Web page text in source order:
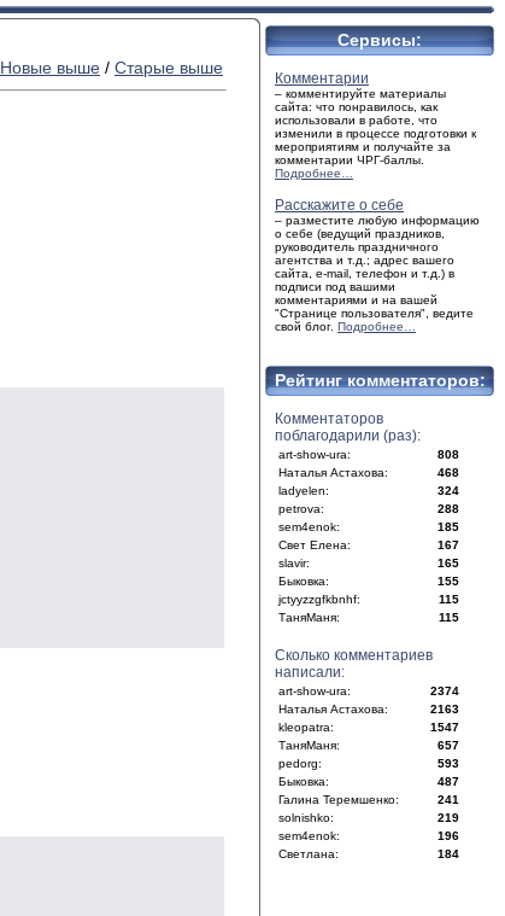
Новые выше / Старые выше
Сервисы:
Комментарии
– комментируйте материалы
сайта: что понравилось, как
использовали в работе, что
изменили в процессе подготовки к
мероприятиям и получайте за
комментарии ЧРГ-баллы.
Подробнее…
Расскажите о себе
– разместите любую информацию
о себе (ведущий праздников,
руководитель праздничного
агентства и т.д.; адрес вашего
сайта, e-mail, телефон и т.д.) в
подписи под вашими
комментариями и на вашей
"Странице пользователя", ведите
свой блог. Подробнее…
Рейтинг комментаторов:
Комментаторов
поблагодарили (раз):
art-show-ura:
808
Наталья Астахова:
468
ladyelen:
324
petrova:
288
sem4enok:
185
Свет Елена:
167
slavir:
165
Быковка:
155
jctyyzzgfkbnhf:
115
ТаняМаня:
115
Сколько комментариев
написали:
art-show-ura:
2374
Наталья Астахова:
2163
kleopatra:
1547
ТаняМаня:
657
pedorg:
593
Быковка:
487
Галина Теремшенко:
241
solnishko:
219
sem4enok:
196
Светлана:
184